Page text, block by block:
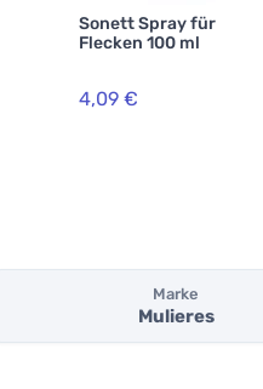
Sonett Spray für
Flecken 100 ml
4,09 €
Marke
Mulieres